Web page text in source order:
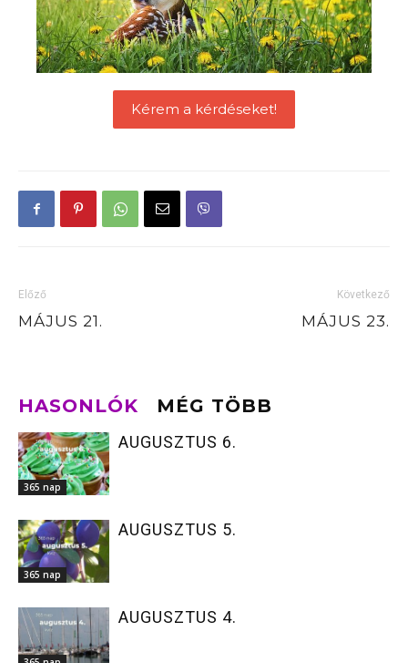
Kérem a kérdéseket!
Előző
MÁJUS 21.
Következő
MÁJUS 23.
HASONLÓK MÉG TÖBB
365 nap
AUGUSZTUS 6.
365 nap
AUGUSZTUS 5.
AUGUSZTUS 4.